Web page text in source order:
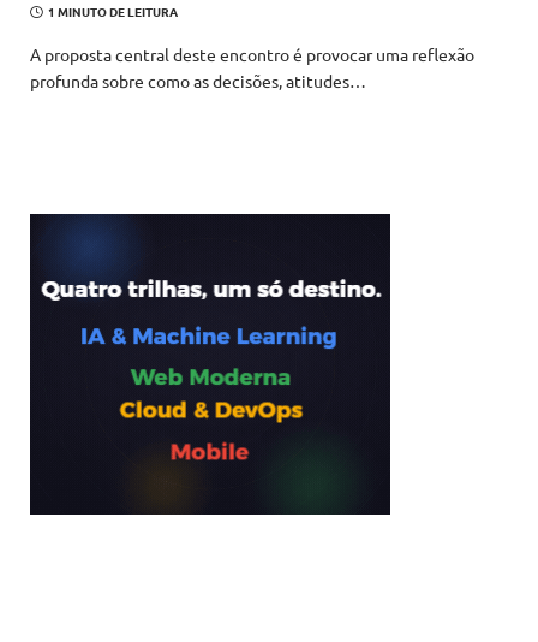
1 MINUTO DE LEITURA
A proposta central deste encontro é provocar uma reflexão
profunda sobre como as decisões, atitudes…